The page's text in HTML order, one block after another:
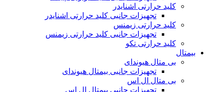
کلید حرارتی اشنایدر
تجهیزات جانبی کلید حرارتی اشنایدر
کلید حرارتی زیمنس
تجهیزات جانبی کلید حرارتی زیمنس
کلید حرارتی تکو
بیمتال
بی متال هیوندای
تجهیزات جانبی بیمتال هیوندای
بی متال ال اس
تجهیزات جانبی بیمتال ال اس